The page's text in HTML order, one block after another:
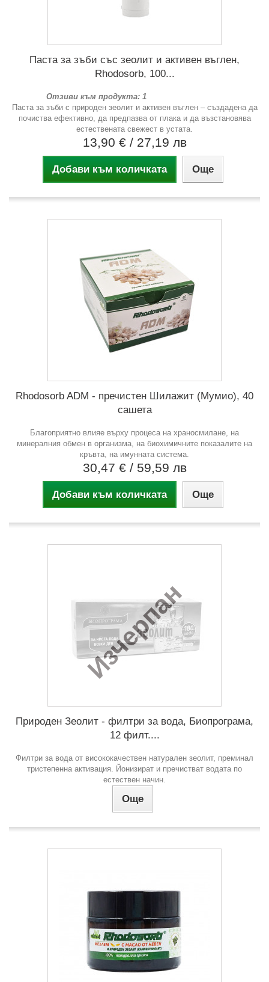
Паста за зъби със зеолит и активен въглен,
Rhodosorb, 100...
Отзиви към продукта: 1
Паста за зъби с природен зеолит и активен въглен – създадена да
почиства ефективно, да предпазва от плака и да възстановява
естествената свежест в устата.
13,90 € / 27,19 лв
Добави към количката Още
Rhodosorb ADM - пречистен Шилажит (Мумио), 40
сашета
Благоприятно влияе върху процеса на храносмилане, на
минералния обмен в организма, на биохимичните показалите на
кръвта, на имунната система.
30,47 € / 59,59 лв
Добави към количката Още
Изчерпан
Природен Зеолит - филтри за вода, Биопрограма,
12 филт....
Филтри за вода от висококачествен натурален зеолит, преминал
тристепенна активация. Йонизират и пречистват водата по
естествен начин.
Още